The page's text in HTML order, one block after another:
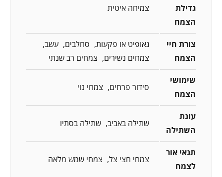
גדילת
הצמח
צמיחה איטית
צורת חיי
הצמח
גאופיט או פקעות סחלבים
עשב
צמחים נשירים
צמחים רב שנתי
שימושי
הצמח
סידור פרחים צמחי נוי
עונת
השתילה
שתילה באביב שתילה בסתיו
תנאי אור
לצמח
צמחי חצי צל צמחי שמש מלאה